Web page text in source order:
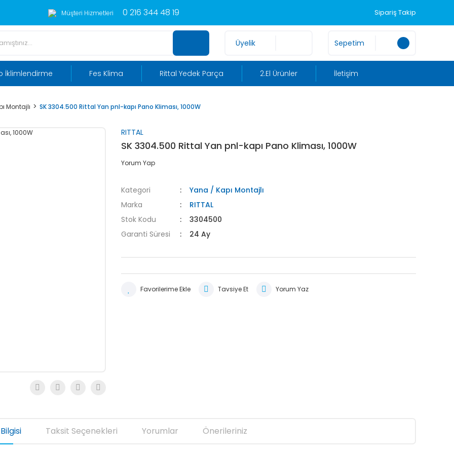
Müşteri Hizmetleri 0 216 344 48 19 Sipariş Takip
Üyelik Sepetim
İklimlendirme Fes Klima Rittal Yedek Parça 2.El Ürünler İletişim
Montajlı SK 3304.500 Rittal Yan pnl-kapı Pano Kliması, 1000W
RITTAL
SK 3304.500 Rittal Yan pnl-kapı Pano Kliması, 1000W
Yorum Yap
Kategori
Yana / Kapı Montajlı
Marka
RITTAL
Stok Kodu
3304500
Garanti Süresi
24 Ay
Tavsiye Et Yorum Yaz
Taksit Seçenekleri Yorumlar Önerileriniz